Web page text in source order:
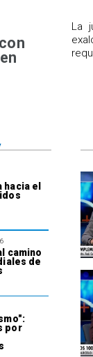
​La
el
camino
de
por